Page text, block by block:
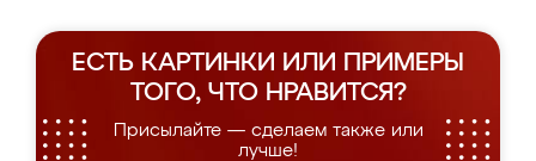
ЕСТЬ КАРТИНКИ ИЛИ ПРИМЕРЫ
ТОГО, ЧТО НРАВИТСЯ?
Присылайте — сделаем также или
лучше!